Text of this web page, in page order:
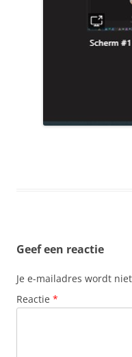
Geef een reactie
Je e-mailadres wordt
Reactie *